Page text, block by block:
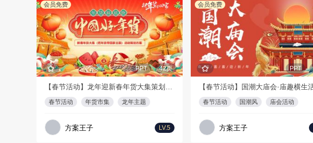
会员免费
PPT 42页
春节活动 年货市集 龙年主题
方案王子 LV.5
会员免费
PPT
春节活动 国潮风 庙会活动
方案王子